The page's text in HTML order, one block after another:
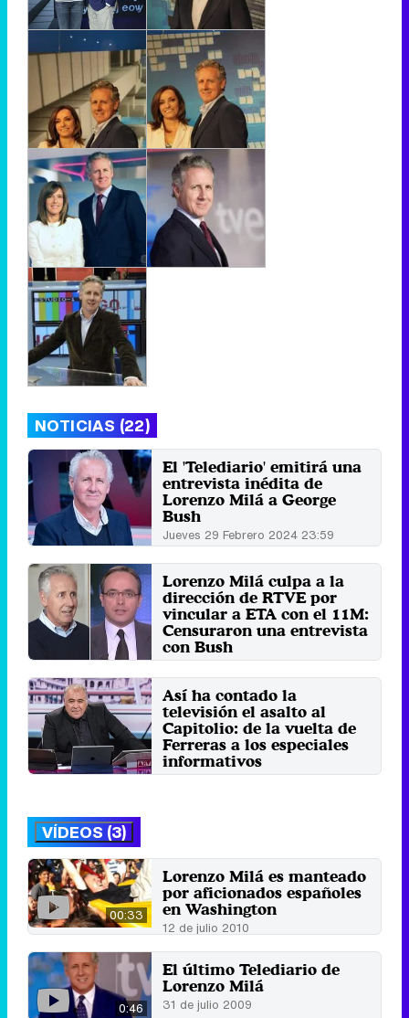
NOTICIAS (22)
El 'Telediario' emitirá una
entrevista inédita de
Lorenzo Milá a George
Bush
Jueves 29 Febrero 2024 23:59
Lorenzo Milá culpa a la
dirección de RTVE por
vincular a ETA con el 11M:
Censuraron una entrevista
con Bush
Lunes 28 Febrero 2022 12:59
Así ha contado la
televisión el asalto al
Capitolio: de la vuelta de
Ferreras a los especiales
informativos
Jueves 7 Enero 2021 11:50
VÍDEOS (3)
00:33
Lorenzo Milá es manteado
por aficionados españoles
en Washington
12 de julio 2010
0:46
El último Telediario de
Lorenzo Milá
31 de julio 2009